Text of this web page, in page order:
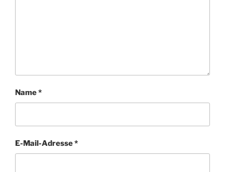
Name*
E-Mail-Adresse*